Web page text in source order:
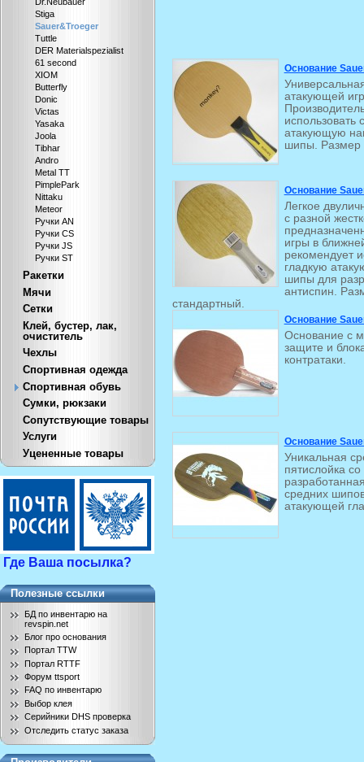
Stiga
Sauer&Troeger
Tuttle
DER Materialspezialist
61 second
XIOM
Butterfly
Donic
Victas
Yasaka
Joola
Tibhar
Andro
Metal TT
PimplePark
Nittaku
Meteor
Ручки AN
Ручки CS
Ручки JS
Ручки ST
Ракетки
Мячи
Сетки
Клей, бустер, лак,
очиститель
Чехлы
Спортивная одежда
Спортивная обувь
Сумки, рюкзаки
Сопутствующие товары
Услуги
Уцененные товары
Где Ваша посылка?
Полезные ссылки
БД по инвентарю на
revspin.net
Блог про основания
Портал TTW
Портал RTTF
Форум ttsport
FAQ по инвентарю
Выбор клея
Серийники DHS проверка
Отследить статус заказа
Основание
атакующей
использовать
атакующую
шипы. Размер
Основание
Легкое
с разной
игры в
рекомендует
гладкую
шипы для
антиспин.
стандартный.
Основание
Основание с
защите и
контратаки.
Основание
Уникальная
пятислойка
средних
атакующей